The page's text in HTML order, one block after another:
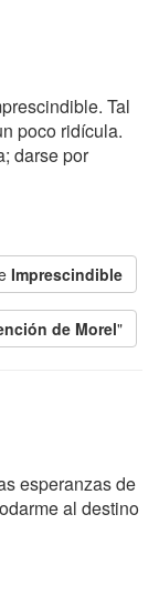
Tal
poco ridícula.
darse por
Imprescindible
de Morel"
esperanzas de
al destino